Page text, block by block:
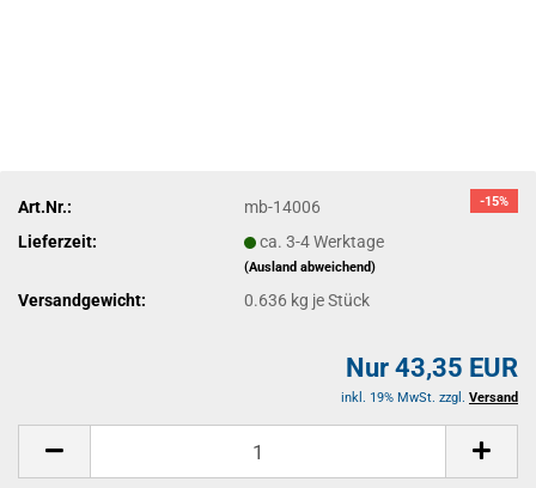
-15%
Art.Nr.:
mb-14006
Lieferzeit:
ca. 3-4 Werktage
(Ausland abweichend)
Versandgewicht: 0.636 kg je Stück
Nur 43,35 EUR
inkl. 19% MwSt. zzgl. Versand